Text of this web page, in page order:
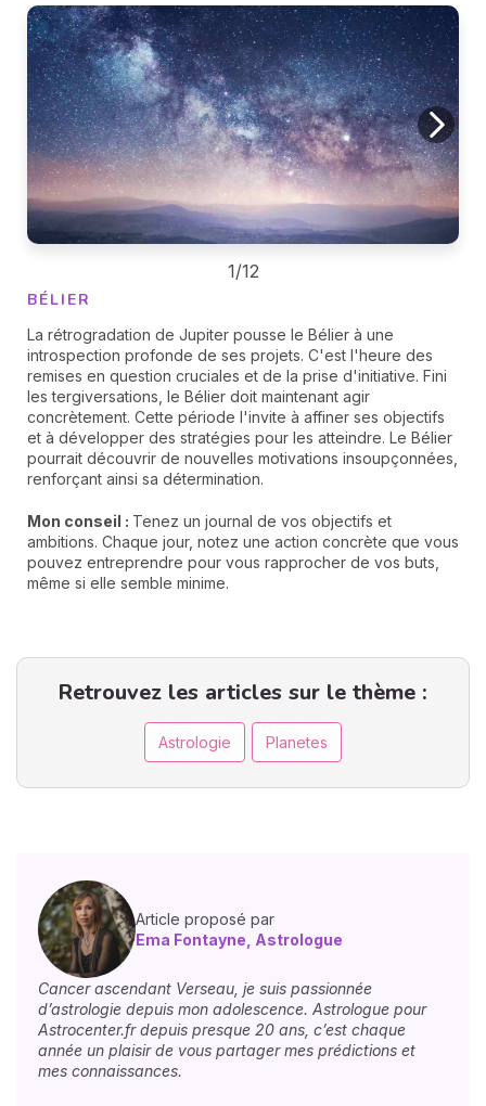
BÉLIER
La rétrogradation de Jupiter pousse le Bélier à une
introspection profonde de ses projets. C'est l'heure des
remises en question cruciales et de la prise d'initiative. Fini
les tergiversations, le Bélier doit maintenant agir
concrètement. Cette période l'invite à affiner ses objectifs
et à développer des stratégies pour les atteindre. Le Bélier
pourrait découvrir de nouvelles motivations insoupçonnées,
renforçant ainsi sa détermination.
Mon conseil : Tenez un journal de vos objectifs et
ambitions. Chaque jour, notez une action concrète que vous
pouvez entreprendre pour vous rapprocher de vos buts,
même si elle semble minime.
1/12
Retrouvez les articles sur le thème :
Astrologie Planetes
Article proposé par
Ema Fontayne, Astrologue
Cancer ascendant Verseau, je suis passionnée
d’astrologie depuis mon adolescence. Astrologue pour
Astrocenter.fr depuis presque 20 ans, c’est chaque
année un plaisir de vous partager mes prédictions et
mes connaissances.